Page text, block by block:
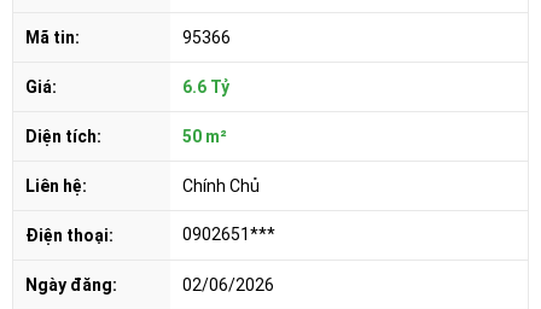
Mã tin: 95366
Giá: 6.6 Tỷ
Diện tích: 50 m²
Liên hệ: Chính Chủ
Điện thoại: 0902651***
Ngày đăng: 02/06/2026